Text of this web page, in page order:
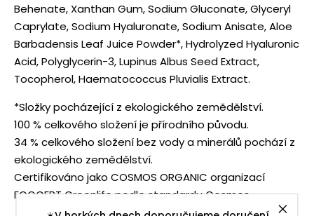
Behenate, Xanthan Gum, Sodium Gluconate, Glyceryl
Caprylate, Sodium Hyaluronate, Sodium Anisate, Aloe
Barbadensis Leaf Juice Powder*, Hydrolyzed Hyaluronic
Acid, Polyglycerin-3, Lupinus Albus Seed Extract,
Tocopherol, Haematococcus Pluvialis Extract.
*Složky pocházející z ekologického zemědělství.
100 % celkového složení je přírodního původu.
34 % celkového složení bez vody a minerálů pochází z
ekologického zemědělství.
Certifikováno jako COSMOS ORGANIC organizací
ECOCERT Greenlife podle standardu Cosmos.